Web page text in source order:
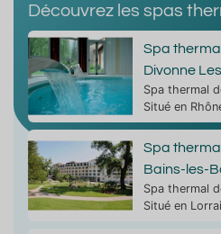
Découvrez les spas
Spa
Divonne
Spa thermal
Situé en
Spa
Bains-les-
Spa thermal
Situé en